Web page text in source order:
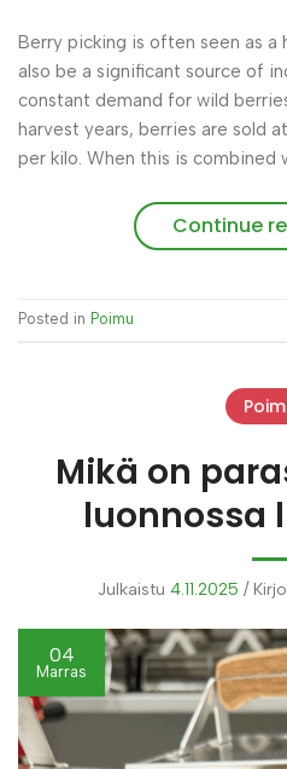
Berry picking is often seen as a
also be a significant source of
constant demand for wild
harvest years, berries are sold
per kilo. When this is
Continue
Posted in Poimu
Mikä on
luonnossa
Julkaistu 4.11.2025 /
04
Marras